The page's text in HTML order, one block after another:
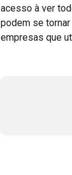
acesso à ver
podem se tornar
empresas que